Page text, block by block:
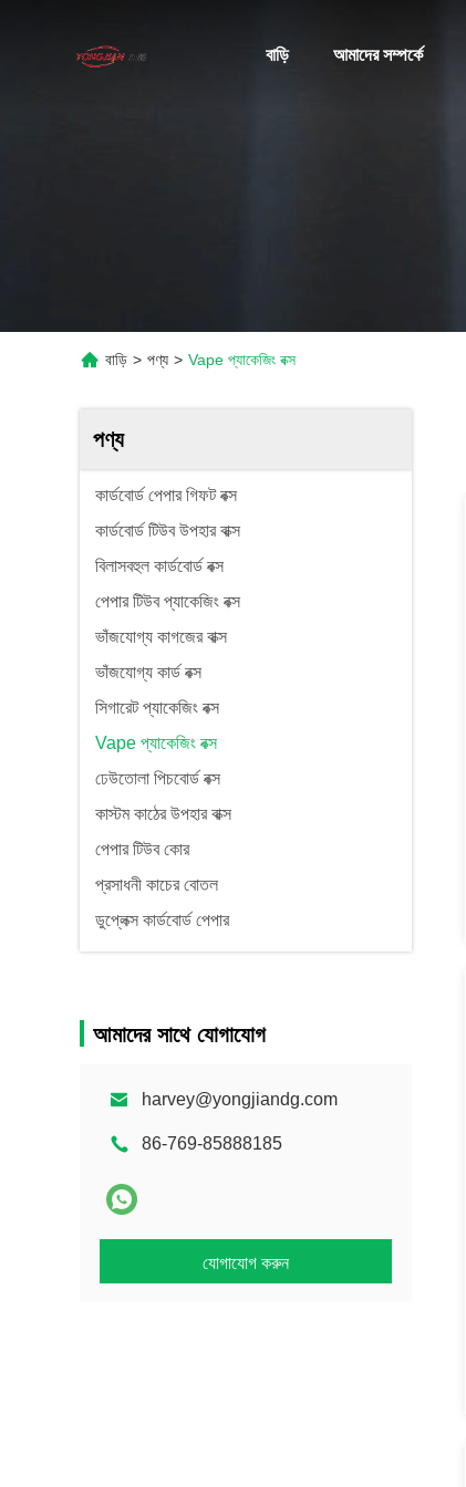
বাড়ি আমাদের সম্পর্কে
বাড়ি > পণ্য > Vape প্যাকেজিং বক্স
পণ্য
কার্ডবোর্ড পেপার গিফট বক্স
কার্ডবোর্ড টিউব উপহার বাক্স
বিলাসবহুল কার্ডবোর্ড বক্স
পেপার টিউব প্যাকেজিং বক্স
ভাঁজযোগ্য কাগজের বাক্স
ভাঁজযোগ্য কার্ড বক্স
সিগারেট প্যাকেজিং বক্স
Vape প্যাকেজিং বক্স
ঢেউতোলা পিচবোর্ড বক্স
কাস্টম কাঠের উপহার বাক্স
পেপার টিউব কোর
প্রসাধনী কাচের বোতল
ডুপ্লেক্স কার্ডবোর্ড পেপার
আমাদের সাথে যোগাযোগ
harvey@yongjiandg.com
86-769-85888185
যোগাযোগ করুন